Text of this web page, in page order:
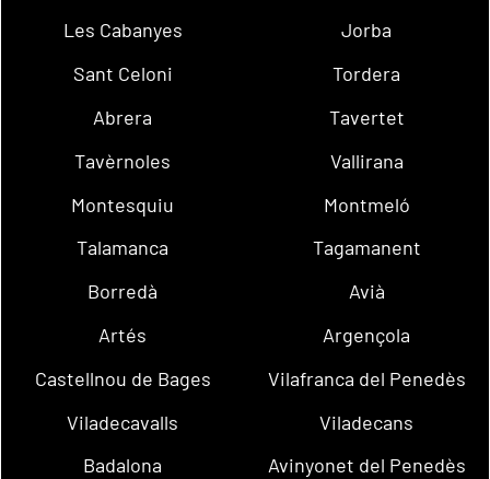
Les Cabanyes
Jorba
Sant Celoni
Tordera
Abrera
Tavertet
Tavèrnoles
Vallirana
Montesquiu
Montmeló
Talamanca
Tagamanent
Borredà
Avià
Artés
Argençola
Castellnou de Bages
Vilafranca del Penedès
Viladecavalls
Viladecans
Badalona
Avinyonet del Penedès